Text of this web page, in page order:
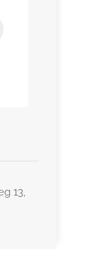
13,